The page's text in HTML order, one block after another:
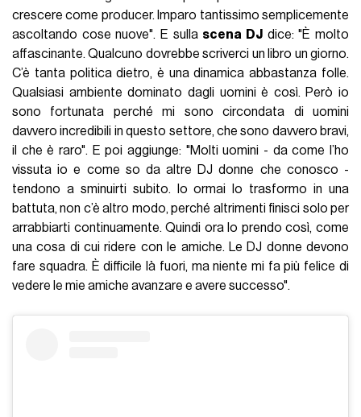
crescere come producer. Imparo tantissimo semplicemente
ascoltando cose nuove". E sulla scena DJ dice: "È molto
affascinante. Qualcuno dovrebbe scriverci un libro un giorno.
C’è tanta politica dietro, è una dinamica abbastanza folle.
Qualsiasi ambiente dominato dagli uomini è così. Però io
sono fortunata perché mi sono circondata di uomini
davvero incredibili in questo settore, che sono davvero bravi,
il che è raro". E poi aggiunge: "Molti uomini - da come l’ho
vissuta io e come so da altre DJ donne che conosco -
tendono a sminuirti subito. Io ormai lo trasformo in una
battuta, non c’è altro modo, perché altrimenti finisci solo per
arrabbiarti continuamente. Quindi ora lo prendo così, come
una cosa di cui ridere con le amiche. Le DJ donne devono
fare squadra. È difficile là fuori, ma niente mi fa più felice di
vedere le mie amiche avanzare e avere successo".